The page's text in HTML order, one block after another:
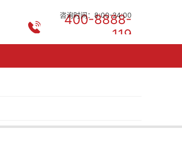
咨询时间：8:00-24:00
400-8888-
119